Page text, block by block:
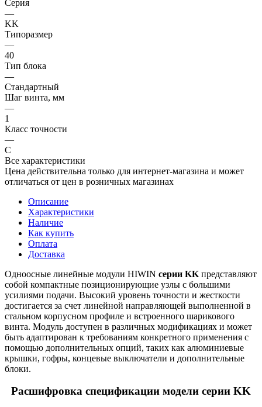
Серия
—
KK
Типоразмер
—
40
Тип блока
—
Стандартный
Шаг винта, мм
—
1
Класс точности
—
C
Все характеристики
Цена действительна только для интернет-магазина и может
отличаться от цен в розничных магазинах
Описание
Характеристики
Наличие
Как купить
Оплата
Доставка
Одноосные линейные модули HIWIN серии KK представляют
собой компактные позиционирующие узлы с большими
усилиями подачи. Высокий уровень точности и жесткости
достигается за счет линейной направляющей выполненной в
стальном корпусном профиле и встроенного шарикового
винта. Модуль доступен в различных модификациях и может
быть адаптирован к требованиям конкретного применения с
помощью дополнительных опций, таких как алюминиевые
крышки, гофры, концевые выключатели и дополнительные
блоки.
Расшифровка спецификации модели серии KK